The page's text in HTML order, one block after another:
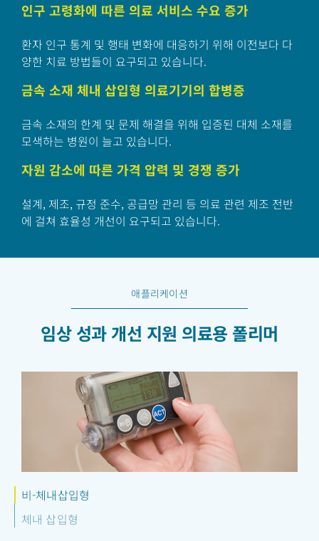
인구 고령화에 따른 의료 서비스 수요 증가
환자 인구 통계 및 행태 변화에 대응하기 위해 이전보다 다
양한 치료 방법들이 요구되고 있습니다.
금속 소재 체내 삽입형 의료기기의 합병증
금속 소재의 한계 및 문제 해결을 위해 입증된 대체 소재를
모색하는 병원이 늘고 있습니다.
자원 감소에 따른 가격 압력 및 경쟁 증가
설계, 제조, 규정 준수, 공급망 관리 등 의료 관련 제조 전반
에 걸쳐 효율성 개선이 요구되고 있습니다.
애플리케이션
임상 성과 개선 지원 의료용 폴리머
비-체내삽입형
체내 삽입형